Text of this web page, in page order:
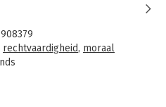
Haidt is kennis van dit
boek is voor het eerst in het
net zo’n klassieker te worden
Kahneman." GRIETJE
rechtvaardigheid, moraal